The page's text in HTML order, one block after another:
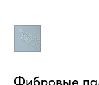
Фибровые